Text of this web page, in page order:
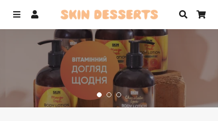
Меню Увійти Пошук